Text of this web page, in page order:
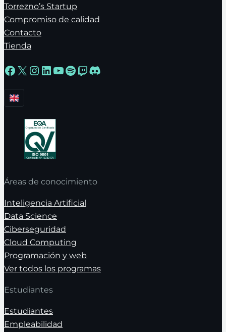
Torrezno’s Startup
Compromiso de calidad
Contacto
Tienda
Facebook
X Instagram
LinkedIn
YouTube
Spotify
Twitch
Discord
Áreas de conocimiento
Inteligencia Artificial
Data Science
Ciberseguridad
Cloud Computing
Programación y web
Ver todos los programas
Estudiantes
Estudiantes
Empleabilidad